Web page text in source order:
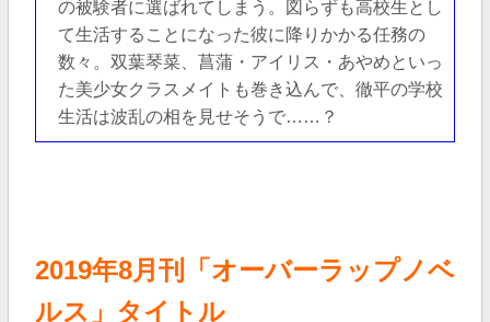
の被験者に選ばれてしまう。図らずも高校生とし
て生活することになった彼に降りかかる任務の
数々。双葉琴菜、菖蒲・アイリス・あやめといっ
た美少女クラスメイトも巻き込んで、徹平の学校
生活は波乱の相を見せそうで……？
2019年8月刊「オーバーラップノベ
ルス」タイト ル